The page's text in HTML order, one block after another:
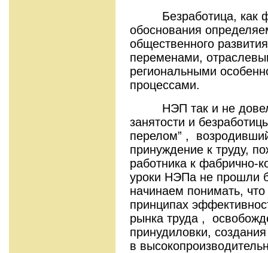
Безработица, как
обоснования
общественного
переменами,
региональными
процессами.
НЭП так и не довел
занятости и
перелом” ,
принуждение к труду,
работника к фабрично-
уроки НЭПа не прошли
начинаем понимать,
принципах
рынка труда ,
принудиловки,
в